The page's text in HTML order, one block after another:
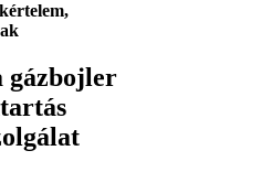
gázbojler